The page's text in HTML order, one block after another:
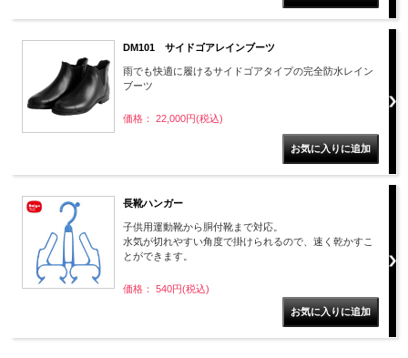
DM101 サイドゴアレインブーツ
雨でも快適に履けるサイドゴアタイプの完全防水レイン
ブーツ
価格： 22,000円(税込)
長靴ハンガー
子供用運動靴から胴付靴まで対応。
水気が切れやすい角度で掛けられるので、速く乾かすこ
とができます。
価格： 540円(税込)